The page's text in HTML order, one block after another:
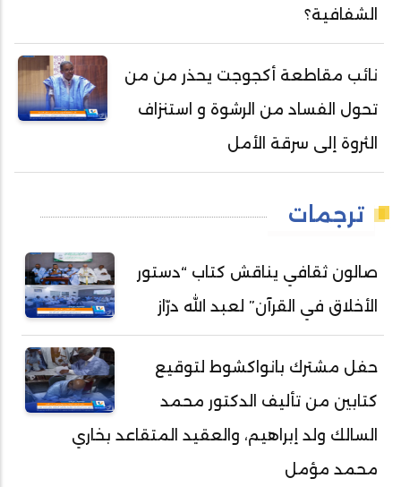
الشفافية؟
نائب مقاطعة أكجوجت يحذر من من
تحول الفساد من الرشوة و استنزاف
الثروة إلى سرقة الأمل
ترجمات
صالون ثقافي يناقش كتاب “دستور
الأخلاق في القرآن” لعبد الله درّاز
حفل مشترك بانواكشوط لتوقيع
كتابين من تأليف الدكتور محمد
السالك ولد إبراهيم، والعقيد المتقاعد بخاري
محمد مؤمل